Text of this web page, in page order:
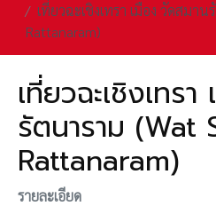
เที่ยวฉะเชิงเทรา เมือง วัดสมา
Rattanaram)
เที่ยวฉะเชิงเทร
รัตนาราม (Wat
Rattanaram)
รายละเอียด